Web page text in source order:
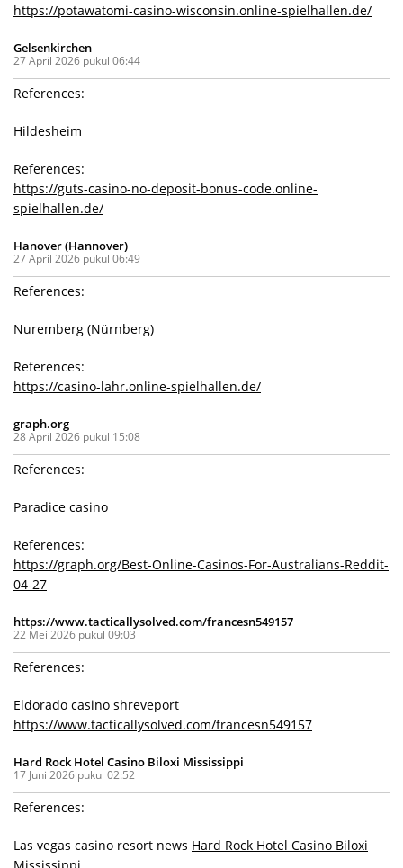
https://potawatomi-casino-wisconsin.online-spielhallen.de/
Gelsenkirchen
27 April 2026 pukul 06:44
References:
Hildesheim
References:
https://guts-casino-no-deposit-bonus-code.online-
spielhallen.de/
Hanover (Hannover)
27 April 2026 pukul 06:49
References:
Nuremberg (Nürnberg)
References:
https://casino-lahr.online-spielhallen.de/
graph.org
28 April 2026 pukul 15:08
References:
Paradice casino
References:
https://graph.org/Best-Online-Casinos-For-Australians-Reddit-
04-27
https://www.tacticallysolved.com/francesn549157
22 Mei 2026 pukul 09:03
References:
Eldorado casino shreveport
https://www.tacticallysolved.com/francesn549157
Hard Rock Hotel Casino Biloxi Mississippi
17 Juni 2026 pukul 02:52
References:
Las vegas casino resort news Hard Rock Hotel Casino Biloxi
Mississippi